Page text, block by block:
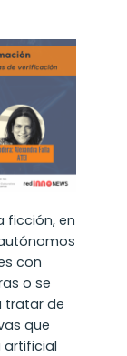
ficción, en
con
o se
tratar de
que
artificial